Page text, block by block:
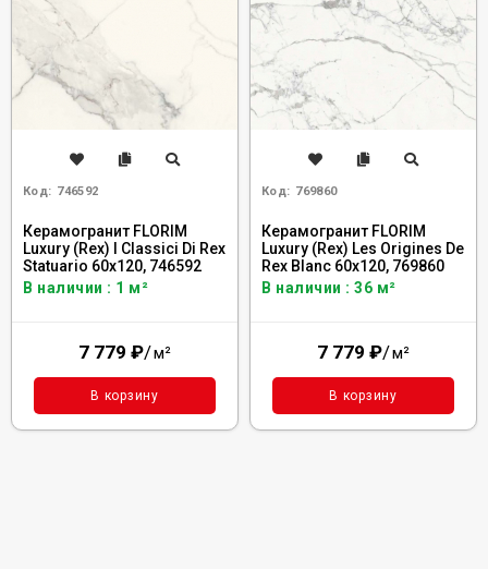
Код: 746592
Керамогранит FLORIM
Luxury (Rex) I Classici Di Rex
Statuario 60x120, 746592
В наличии : 1 м²
7 779 ₽/м²
В корзину
Код: 769860
Керамогранит FLORIM
Luxury (Rex) Les Origines De
Rex Blanc 60x120, 769860
В наличии : 36 м²
7 779 ₽/м²
В корзину